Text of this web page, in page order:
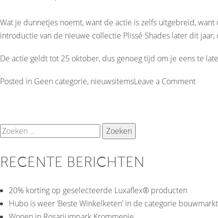
Wat je dunnetjes noemt, want de actie is zelfs uitgebreid,
introductie van de nieuwe collectie Plissé Shades later dit
De actie geldt tot 25 oktober, dus genoeg tijd om je eens te
Posted in Geen categorie, nieuwsitemsLeave a Commenton
Zoeken
RECENTE BERICHTEN
20% korting op geselecteerde Luxaflex® producten
Hubo is weer ‘Beste Winkelketen’ in de categorie